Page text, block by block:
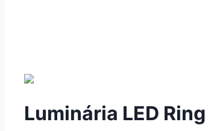
Luminária LED